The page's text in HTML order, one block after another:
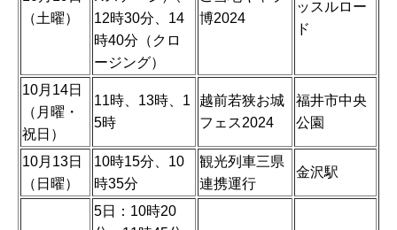
（土曜）
12時30分、14
時40分（クロ
ージング）
博2024
ッスルロー
ド
10月14日
（月曜・
祝日）
11時、13時、1
5時
越前若狭お城
フェス2024
福井市中央
公園
10月13日
（日曜）
10時15分、10
時35分
観光列車三県
連携運行
金沢駅
5日：10時20